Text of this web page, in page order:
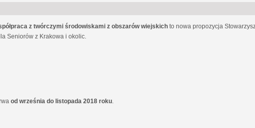
z twórczymi środowiskami z obszarów wiejskich to nowa propozycja
Seniorów z Krakowa i okolic.
od września do listopada 2018 roku